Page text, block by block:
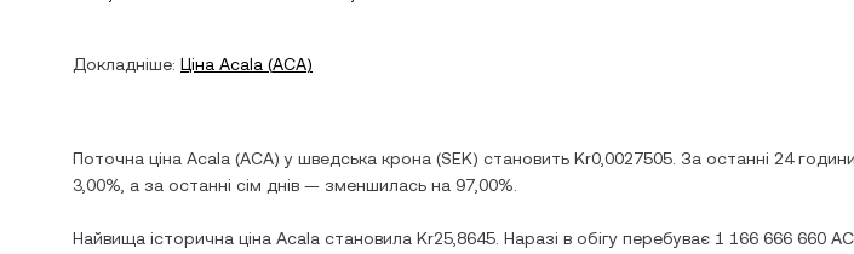
Докладніше: Ціна Acala (ACA)
Поточна ціна Acala (ACA) у шведська крона (SEK) становить Kr0,0027505 . За останні 24
3,00% , а за останні сім днів — зменшилась на 97,00%
Найвища історична ціна Acala становила Kr25,8645 . Наразі в обігу перебуває 1 166 666 660